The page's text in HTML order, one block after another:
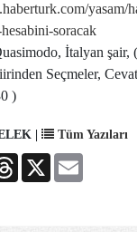
yasam/
soracak
İtalyan şair,
Seçmeler,
)
| Tüm Yazıları
Threads
X